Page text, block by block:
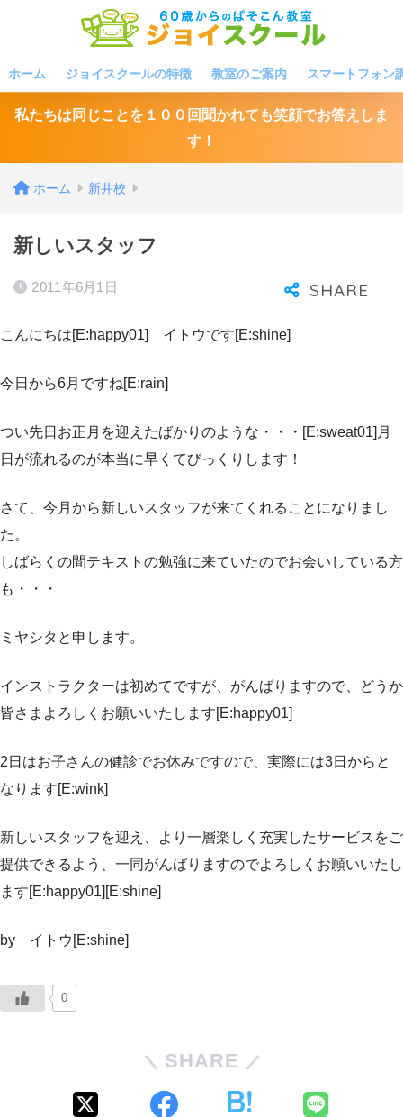
ホーム ジョイスクールの特徴 教室のご案内 スマートフォン
私たちは同じことを１００回聞かれても笑顔でお答えしま
す！
ホーム 新井校
新しいスタッフ
2011年6月1日
こんにちは[E:happy01] イトウです[E:shine]
今日から6月ですね[E:rain]
つい先日お正月を迎えたばかりのような・・・[E:sweat01]月
日が流れるのが本当に早くてびっくりします！
さて、今月から新しいスタッフが来てくれることになりまし
た。
しばらくの間テキストの勉強に来ていたのでお会いしている方
も・・・
ミヤシタと申します。
インストラクターは初めてですが、がんばりますので、どうか
皆さまよろしくお願いいたします[E:happy01]
2日はお子さんの健診でお休みですので、実際には3日からと
なります[E:wink]
新しいスタッフを迎え、より一層楽しく充実したサービスをご
提供できるよう、一同がんばりますのでよろしくお願いいたし
ます[E:happy01][E:shine]
by イトウ[E:shine]
0
SHARE